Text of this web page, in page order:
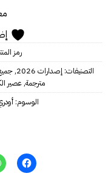
رمز
التصنيفات: إصدارات 2026 ,
مترجمة,عصير
الوسوم: